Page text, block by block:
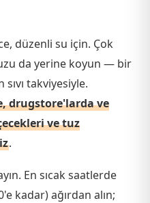
düzenli su için. Çok
da yerine koyun — bir
takviyesiyle.
drugstore'larda ve
ve tuz
.
En sıcak saatlerde
kadar) ağırdan alın;